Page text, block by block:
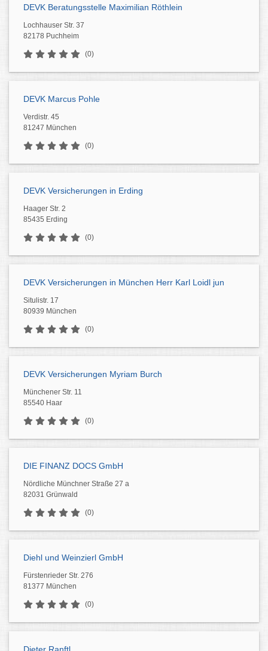
DEVK Beratungsstelle Maximilian Röthlein
Lochhauser Str. 37
82178 Puchheim
(0)
DEVK Marcus Pohle
Verdistr. 45
81247 München
(0)
DEVK Versicherungen in Erding
Haager Str. 2
85435 Erding
(0)
DEVK Versicherungen in München Herr Karl Loidl jun
Situlistr. 17
80939 München
(0)
DEVK Versicherungen Myriam Burch
Münchener Str. 11
85540 Haar
(0)
DIE FINANZ DOCS GmbH
Nördliche Münchner Straße 27 a
82031 Grünwald
(0)
Diehl und Weinzierl GmbH
Fürstenrieder Str. 276
81377 München
(0)